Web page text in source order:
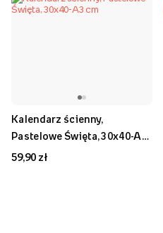
Kalendarz ścienny,
Pastelowe Święta, 30x40-A3
cm
59,90 zł